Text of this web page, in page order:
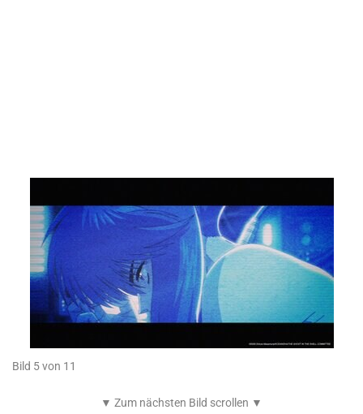
Bild 5 von 11
▼ Zum nächsten Bild scrollen ▼